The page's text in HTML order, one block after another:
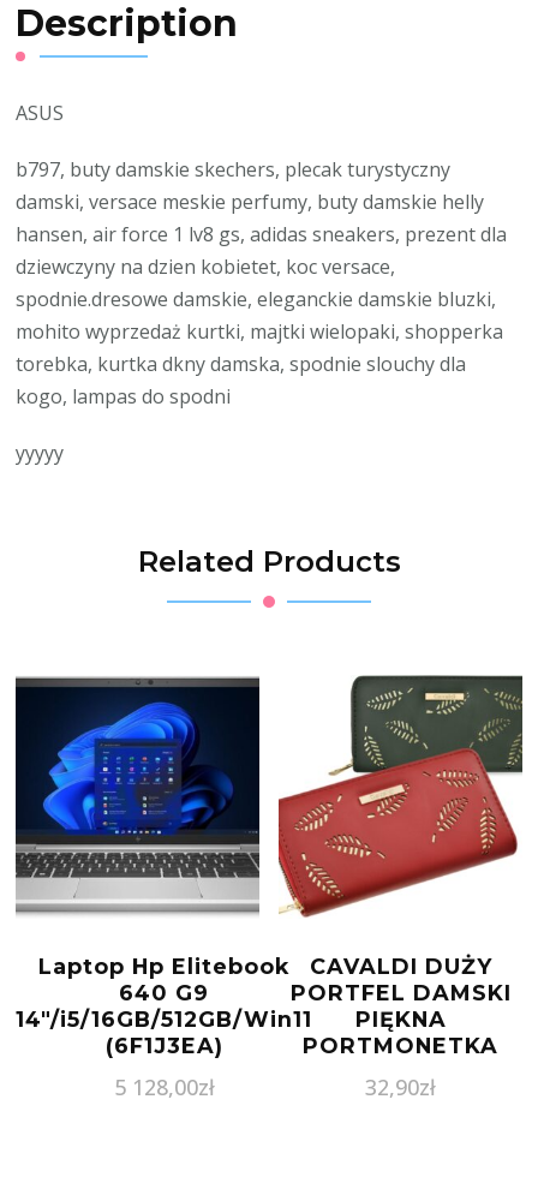
Description
ASUS
b797, buty damskie skechers, plecak turystyczny
damski, versace meskie perfumy, buty damskie helly
hansen, air force 1 lv8 gs, adidas sneakers, prezent dla
dziewczyny na dzien kobietet, koc versace,
spodnie.dresowe damskie, eleganckie damskie bluzki,
mohito wyprzedaż kurtki, majtki wielopaki, shopperka
torebka, kurtka dkny damska, spodnie slouchy dla
kogo, lampas do spodni
yyyyy
Related Products
Laptop Hp Elitebook
640 G9
14″/i5/16GB/512GB/Win11
(6F1J3EA)
5 128,00zł
CAVALDI DUŻY
PORTFEL DAMSKI
PIĘKNA
PORTMONETKA
BŁYSZCZĄCE
ZDOBIENIA LISTKI
32,90zł